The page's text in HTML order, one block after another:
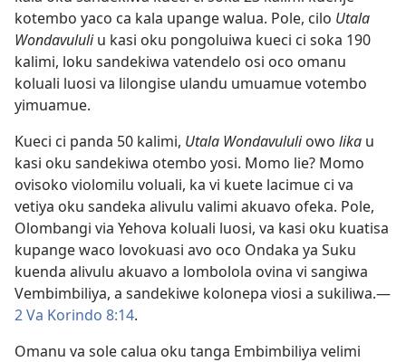
kotembo yaco ca kala upange walua. Pole, cilo Utala
Wondavululiu kasi oku pongoluiwa kueci ci soka 190
kalimi, loku sandekiwa vatendelo osi oco omanu
koluali luosi va lilongise ulandu umuamue votembo
yimuamue.
Kueci ci panda 50 kalimi, Utala Wondavululiowo lika u
kasi oku sandekiwa otembo yosi. Momo lie? Momo
ovisoko violomilu voluali, ka vi kuete lacimue ci va
vetiya oku sandeka alivulu valimi akuavo ofeka. Pole,
Olombangi via Yehova koluali luosi, va kasi oku kuatisa
kupange waco lovokuasi avo oco Ondaka ya Suku
kuenda alivulu akuavo a lombolola ovina vi sangiwa
Vembimbiliya, a sandekiwe kolonepa viosi a sukiliwa.—
2 Va Korindo 8:14.
Omanu va sole calua oku tanga Embimbiliya velimi